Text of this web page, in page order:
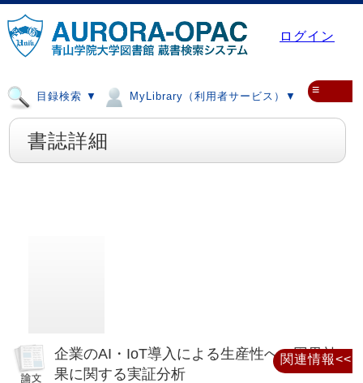
ログイン
目録検索 ▼ MyLibrary（利用者サービス）▼ ≡
書誌詳細
企業のAI・IoT導入による生産性への因果効
果に関する実証分析
関連情報<<